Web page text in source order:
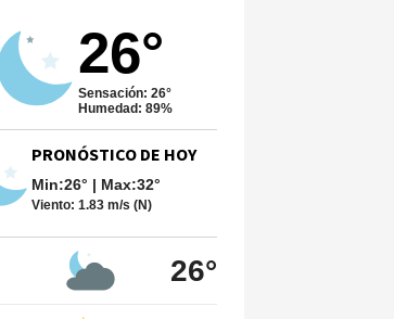
26°
Sensación: 26°
Humedad: 89%
PRONÓSTICO DE HOY
Min:26° | Max:32°
Viento: 1.83 m/s (N)
26°